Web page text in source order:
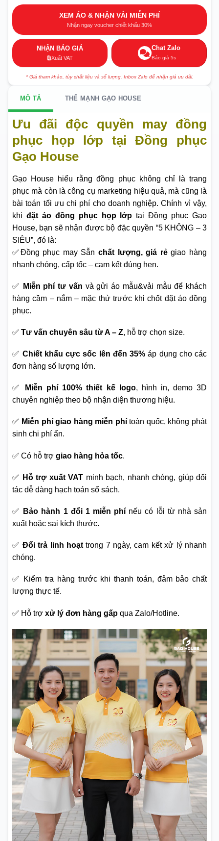
XEM ÁO & NHẬN VẢI MIỄN PHÍ
Nhận ngay voucher chiết khấu 30%
NHẬN BÁO GIÁ
Xuất VAT
Chat Zalo
Báo giá 5s
* Giá tham khảo, tùy chất liệu và số lượng. Inbox Zalo để nhận giá ưu đãi.
MÔ TẢ THẾ MẠNH GẠO HOUSE
Ưu đãi độc quyền may đồng
phục họp lớp tại Đồng phục
Gạo House
Gạo House hiểu rằng đồng phục không chỉ là trang
phục mà còn là công cụ marketing hiệu quả, mà cũng là
bài toán tối ưu chi phí cho doanh nghiệp. Chính vì vậy,
khi đặt áo đồng phục họp lớp tại Đồng phục Gạo
House, bạn sẽ nhận được bộ đặc quyền “5 KHÔNG – 3
SIÊU”, đó là:
✅Đồng phục may Sẵn chất lượng, giá rẻgiao hàng
nhanh chóng, cấp tốc – cam kết đúng hẹn.
✅ Miễn phí tư vấn và gửi áo mẫu&vải mẫu để khách
hàng cầm – nắm – mặc thử trước khi chốt đặt áo đồng
phục.
✅ Tư vấn chuyên sâu từ A – Z, hỗ trợ chọn size.
✅ Chiết khấu cực sốc lên đến 35% áp dụng cho các
đơn hàng số lượng lớn.
✅ Miễn phí 100% thiết kế logo, hình in, demo 3D
chuyên nghiệp theo bộ nhận diện thương hiệu.
✅ Miễn phí giao hàng miễn phítoàn quốc, không phát
sinh chi phí ẩn.
✅ Có hỗ trợ giao hàng hỏa tốc.
✅ Hỗ trợ xuất VAT minh bạch, nhanh chóng, giúp đối
tác dễ dàng hạch toán sổ sách.
✅ Bảo hành 1 đổi 1 miễn phí nếu có lỗi từ nhà sản
xuất hoặc sai kích thước.
✅ Đổi trả linh hoạttrong 7 ngày, cam kết xử lý nhanh
chóng.
✅ Kiểm tra hàng trước khi thanh toán, đảm bảo chất
lượng thực tế.
✅ Hỗ trợ xử lý đơn hàng gấp qua Zalo/Hotline.